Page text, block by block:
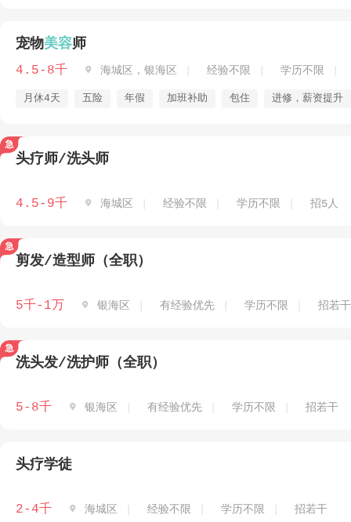
宠物美容师
4.5-8千  海城区，银海区 经验不限 学历不限
月休4天 五险 年假 加班补助 包住 进修，薪资提升
头疗师/洗头师
4.5-9千  海城区 经验不限 学历不限 招5人
剪发/造型师（全职）
5千-1万  银海区 有经验优先 学历不限 招若干
洗头发/洗护师（全职）
5-8千  银海区 有经验优先 学历不限 招若干
头疗学徒
2-4千  海城区 经验不限 学历不限 招若干